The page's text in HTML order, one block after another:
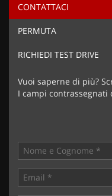
Ho letto e accetto
Acconsento al
Invia
CONTATTACI
PERMUTA
RICHIEDI TEST DRIVE
Vuoi saperne di più?
I campi